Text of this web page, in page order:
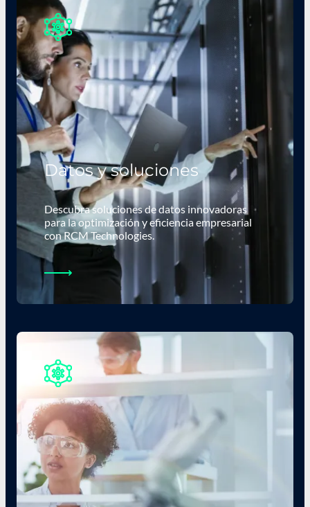
Datos y soluciones
Descubra soluciones de datos innovadoras
para la optimización y eficiencia empresarial
con RCM Technologies.